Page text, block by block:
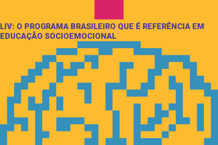
LIV: O PROGRAMA BRASILEIRO QUE É REFERÊNCIA EM
EDUCAÇÃO SOCIOEMOCIONAL